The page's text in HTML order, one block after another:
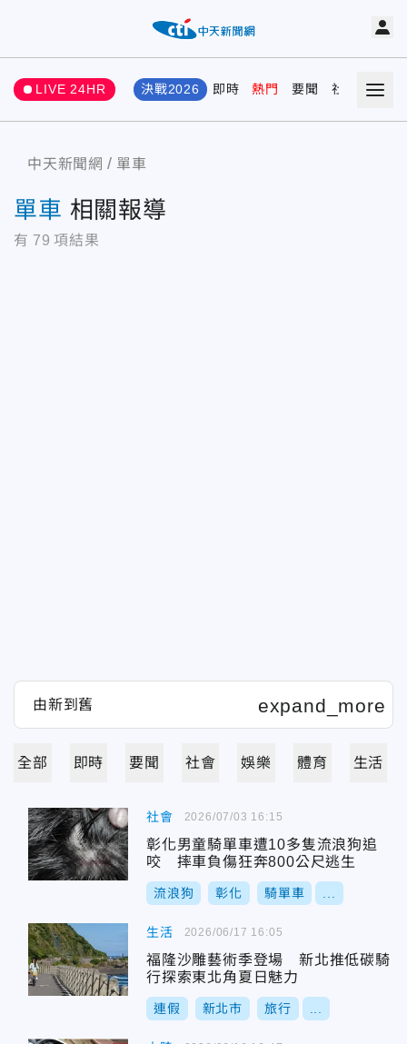
LIVE 24HR 決戰2026 即時 熱門 要聞 社會 娛樂
中天新聞網 單車
單車 相關報導
有 79 項結果
全部 即時 要聞 社會 娛樂 體育 生活
社會
彰化男童騎單車遭10多隻流浪狗追
咬 摔車負傷狂奔800公尺逃生
流浪狗 彰化 騎單車
2026/07/03 16:15
生活
福隆沙雕藝術季登場 新北推低碳騎
行探索東北角夏日魅力
連假 新北市 旅行
2026/06/17 16:05